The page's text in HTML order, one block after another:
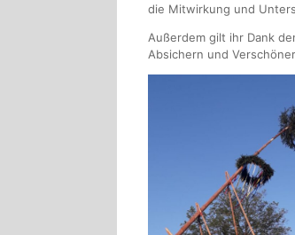
die Mitwirkung und
Außerdem gilt ihr Dank
Absichern und